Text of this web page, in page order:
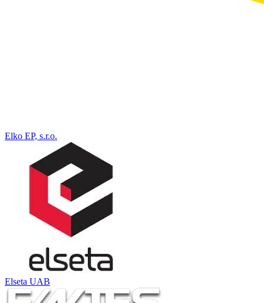
Elko EP, s.r.o.
Elseta UAB